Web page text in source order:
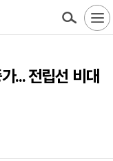
... 전립선 비대